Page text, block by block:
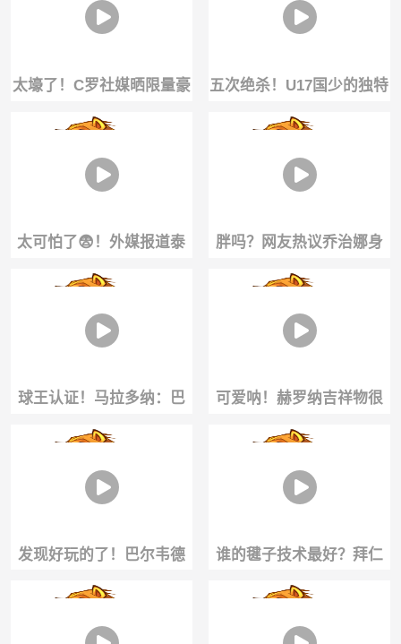
太壕了！C罗社媒晒限量豪
车收藏：我的玩具🚀
五次绝杀！U17国少的独特
气质，从何而来？
太可怕了😨！外媒报道泰
国球员比赛中遭雷击不幸
去世
胖吗？网友热议乔治娜身
材，C罗鼓励：你不靠外表
生活，你靠自己
球王认证！马拉多纳：巴
雷西是足坛最伟大的后卫
可爱呐！赫罗纳吉祥物很
受阿森纳球员们的欢迎
发现好玩的了！巴尔韦德
玩特效恶搞队友！
谁的毽子技术最好？拜仁
亚洲行现场比拼踢毽子！